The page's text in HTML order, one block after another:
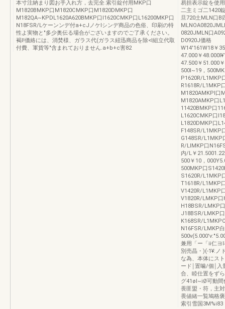
本寸注納まり図お手入れ方，去完全.索引錠付用MKP口
M1820BMKP口M1820CMKP口M1820DMKP口
M182QA~KPDL1620A620BMKP口l1620CMKP口L16200MKP口
N18FSR/Lケーンンデ付a+cJノケlシンデ商品の色俗、印刷の特
性よ実物と"多少奥伝る場合がございますのでご了承ください。
褐I!価絡には、消焚様、ガラス代(ガラス紐迅商品を除<l組立代取
付費、軍貨等"含まれておりません.a+b+c害82
易担表示錠を使
二主ミゴ二1420
旦720土MLN口B
0820JMLN口
D0920J価格
W14'161W18￥
47.000￥
47.500￥51.000
500I~19，
P1620R/L1MKP
R1618R/L1MKP
M1820AMKPI口
M1820AMKP口
11420BMKP口
L1620CMKP口
L1820DMKP口
F148SR/L1MKP
G148SR/L1MKP
R/LIMKP口
内/L￥
500￥10，
500MKP口
S1620R/L1MKP
T1618R/L1MKP
V1420R/L1MKP
V1820R/LMKP
H18BSR/LMKP
J18BSR/LMKP
K168SR/
N16FSR/LMKP
兼用「ー「ii仁ヨ
別売晶・)(-1¥:ノ
な為、本体にス
ード￨置噛/個￨入
合、睦仕置をず
グ41øl~iØ可動間
畏匪盟・符，主
畏値緒一覧鳩格
索引雪国3M%i83